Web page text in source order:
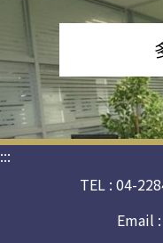
:::
TEL : 04-
Email :